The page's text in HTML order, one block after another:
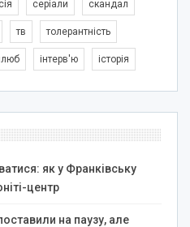
серіали скандал
тв толерантність
інтерв'ю історія
як у Франківську
центр
на паузу, але